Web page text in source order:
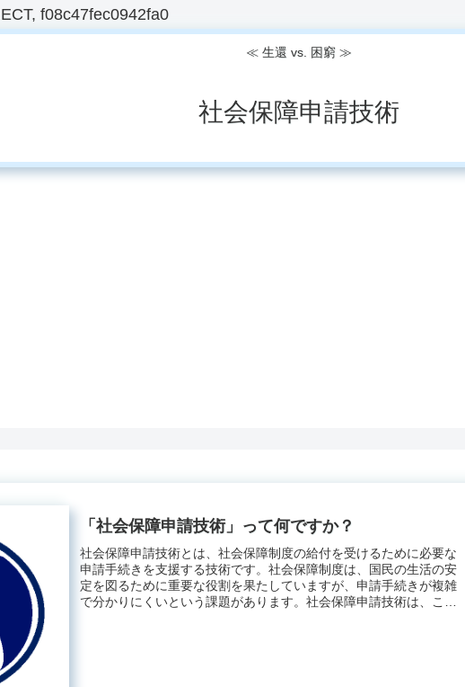
f08c47fec0942fa0
≪ 生還 vs. 困窮 ≫
社会保障申請技術
「社会保障申請技術」って何ですか？
社会保障申請技術とは、社会保障制度の給付を受けるために必要な
申請手続きを支援する技術です。社会保障制度は、国民の生活の安
定を図るために重要な役割を果たしていますが、申請手続きが複雑
で分かりにくいという課題があります。社会保障申請技術は、こ